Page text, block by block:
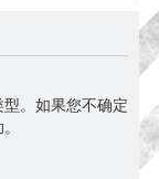
。如果您不确定